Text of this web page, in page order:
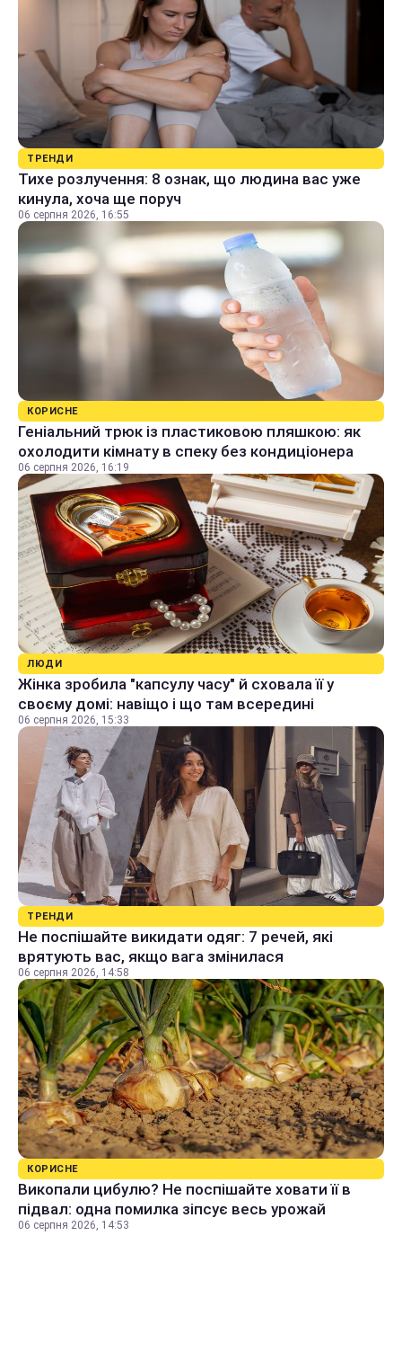
ТРЕНДИ
Тихе розлучення: 8 ознак, що людина вас уже
кинула, хоча ще поруч
06 серпня 2026, 16:55
КОРИСНЕ
Геніальний трюк із пластиковою пляшкою: як
охолодити кімнату в спеку без кондиціонера
06 серпня 2026, 16:19
ЛЮДИ
Жінка зробила "капсулу часу" й сховала її у
своєму домі: навіщо і що там всередині
06 серпня 2026, 15:33
ТРЕНДИ
Не поспішайте викидати одяг: 7 речей, які
врятують вас, якщо вага змінилася
06 серпня 2026, 14:58
КОРИСНЕ
Викопали цибулю? Не поспішайте ховати її в
підвал: одна помилка зіпсує весь урожай
06 серпня 2026, 14:53